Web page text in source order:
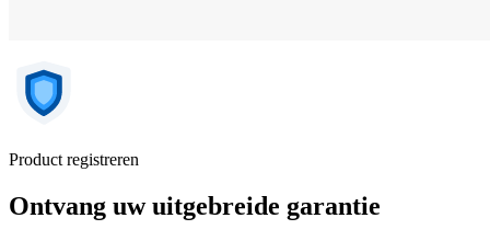
Product registreren
Ontvang uw uitgebreide garantie